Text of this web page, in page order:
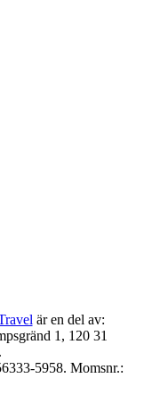
är en del av:
1, 120 31
5958. Momsnr.: